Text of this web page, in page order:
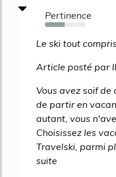
Pertinence
49%
Le ski tout
Article posté par
Vous avez soif
de partir en
autant, vous
Choisissez les
Travelski, parmi
suite